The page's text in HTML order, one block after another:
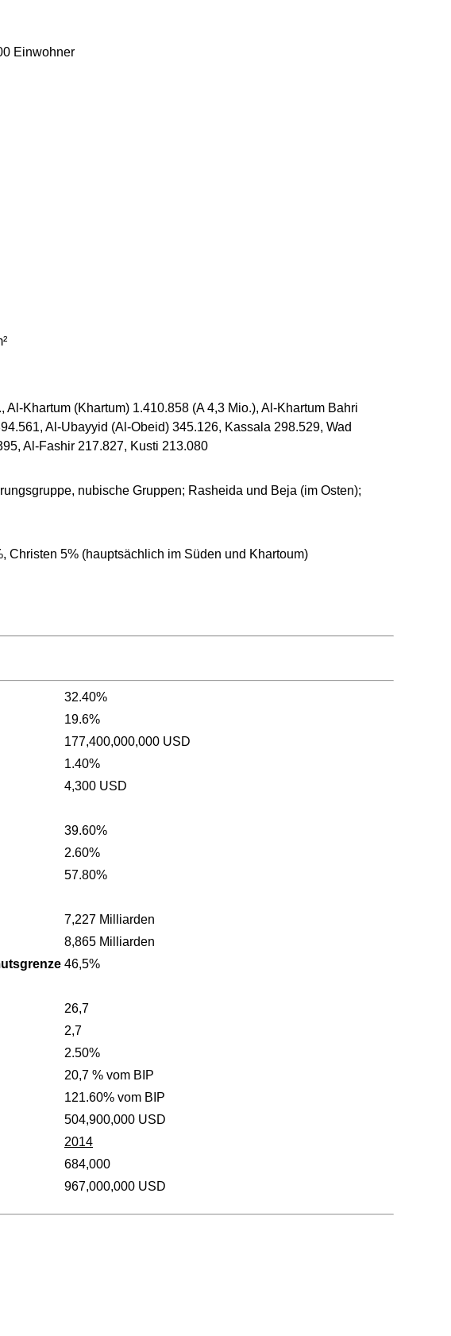
Einwohner
Khartum (Khartum) 1.410.858 (A 4,3 Mio.), Al-Khartum Bahri
Al-Ubayyid (Al-Obeid) 345.126, Kassala 298.529, Wad
Al-Fashir 217.827, Kusti 213.080
nubische Gruppen; Rasheida und Beja (im Osten);
Christen 5% (hauptsächlich im Süden und Khartoum)
32.40%
19.6%
177,400,000,000 USD
1.40%
4,300 USD
39.60%
2.60%
57.80%
7,227 Milliarden
8,865 Milliarden
46,5%
26,7
2,7
2.50%
20,7 % vom BIP
121.60% vom BIP
504,900,000 USD
2014
684,000
967,000,000 USD